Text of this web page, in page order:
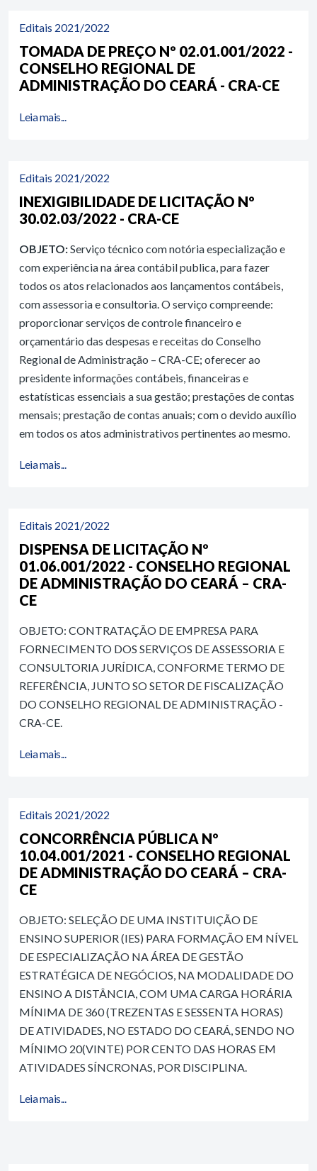
Editais 2021/2022
TOMADA DE PREÇO Nº 02.01.001/2022 -
CONSELHO REGIONAL DE
ADMINISTRAÇÃO DO CEARÁ - CRA-CE
Leia mais...
Editais 2021/2022
INEXIGIBILIDADE DE LICITAÇÃO Nº
30.02.03/2022 - CRA-CE
OBJETO:Serviço técnico com notória especialização e
com experiência na área contábil publica, para fazer
todos os atos relacionados aos lançamentos contábeis,
com assessoria e consultoria. O serviço compreende:
proporcionar serviços de controle financeiro e
orçamentário das despesas e receitas do Conselho
Regional de Administração – CRA-CE; oferecer ao
presidente informações contábeis, financeiras e
estatísticas essenciais a sua gestão; prestações de contas
mensais; prestação de contas anuais; com o devido auxílio
em todos os atos administrativos pertinentes ao mesmo.
Leia mais...
Editais 2021/2022
DISPENSA DE LICITAÇÃO Nº
01.06.001/2022 - CONSELHO REGIONAL
DE ADMINISTRAÇÃO DO CEARÁ – CRA-
CE
OBJETO: CONTRATAÇÃO DE EMPRESA PARA
FORNECIMENTO DOS SERVIÇOS DE ASSESSORIA E
CONSULTORIA JURÍDICA, CONFORME TERMO DE
REFERÊNCIA, JUNTO SO SETOR DE FISCALIZAÇÃO
DO CONSELHO REGIONAL DE ADMINISTRAÇÃO -
CRA-CE.
Leia mais...
Editais 2021/2022
CONCORRÊNCIA PÚBLICA Nº
10.04.001/2021 - CONSELHO REGIONAL
DE ADMINISTRAÇÃO DO CEARÁ – CRA-
CE
OBJETO: SELEÇÃO DE UMA INSTITUIÇÃO DE
ENSINO SUPERIOR (IES) PARA FORMAÇÃO EM NÍVEL
DE ESPECIALIZAÇÃO NA ÁREA DE GESTÃO
ESTRATÉGICA DE NEGÓCIOS, NA MODALIDADE DO
ENSINO A DISTÂNCIA, COM UMA CARGA HORÁRIA
MÍNIMA DE 360 (TREZENTAS E SESSENTA HORAS)
DE ATIVIDADES, NO ESTADO DO CEARÁ, SENDO NO
MÍNIMO 20(VINTE) POR CENTO DAS HORAS EM
ATIVIDADES SÍNCRONAS, POR DISCIPLINA.
Leia mais...